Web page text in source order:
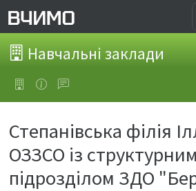
Навчальні заклади
Степанівська філія
ОЗЗСО із структурним
підрозділом ЗДО